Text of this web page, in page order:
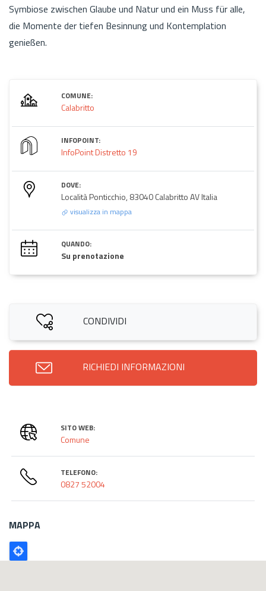
Symbiose zwischen Glaube und Natur und ein Muss für alle,
die Momente der tiefen Besinnung und Kontemplation
genießen.
COMUNE:
Calabritto
INFOPOINT:
InfoPoint Distretto 19
DOVE:
Località Ponticchio, 83040 Calabritto AV Italia
visualizza in mappa
QUANDO:
Su prenotazione
CONDIVIDI
RICHIEDI INFORMAZIONI
SITO WEB:
Comune
TELEFONO:
0827 52004
MAPPA
Poligono
GEO